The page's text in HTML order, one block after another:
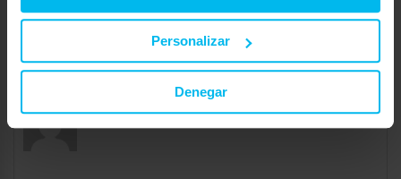
Personalizar
Denegar
C/Eduardo Dato Nº38- Bajo
TLF: 945 198 811 E-mail:vitoria@maxcolchon.com
julio 13, 2018 a las 11:11 amRESPONDER
Milcolchones.com Invitado